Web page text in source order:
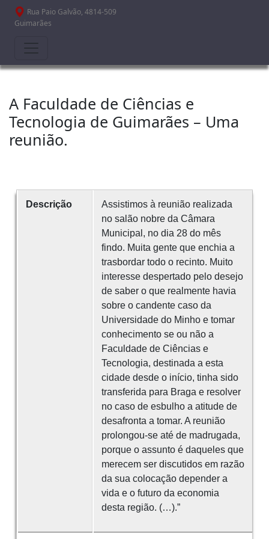
Passar para o conteúdo principal
Rua Paio Galvão, 4814-509
Guimarães
A Faculdade de Ciências e
Tecnologia de Guimarães – Uma
reunião.
Descrição
Assistimos à reunião realizada
no salão nobre da Câmara
Municipal, no dia 28 do mês
findo. Muita gente que enchia a
trasbordar todo o recinto. Muito
interesse despertado pelo desejo
de saber o que realmente havia
sobre o candente caso da
Universidade do Minho e tomar
conhecimento se ou não a
Faculdade de Ciências e
Tecnologia, destinada a esta
cidade desde o início, tinha sido
transferida para Braga e resolver
no caso de esbulho a atitude de
desafronta a tomar. A reunião
prolongou-se até de madrugada,
porque o assunto é daqueles que
merecem ser discutidos em razão
da sua colocação depender a
vida e o futuro da economia
desta região. (…).”